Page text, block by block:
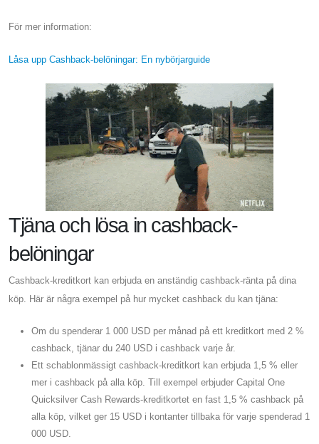
För mer information:
Låsa upp Cashback-belöningar: En nybörjarguide
Tjäna och lösa in cashback-
belöningar
Cashback-kreditkort kan erbjuda en anständig cashback-ränta på dina
köp. Här är några exempel på hur mycket cashback du kan tjäna:
Om du spenderar 1 000 USD per månad på ett kreditkort med 2 %
cashback, tjänar du 240 USD i cashback varje år.
Ett schablonmässigt cashback-kreditkort kan erbjuda 1,5 % eller
mer i cashback på alla köp. Till exempel erbjuder Capital One
Quicksilver Cash Rewards-kreditkortet en fast 1,5 % cashback på
alla köp, vilket ger 15 USD i kontanter tillbaka för varje spenderad 1
000 USD.